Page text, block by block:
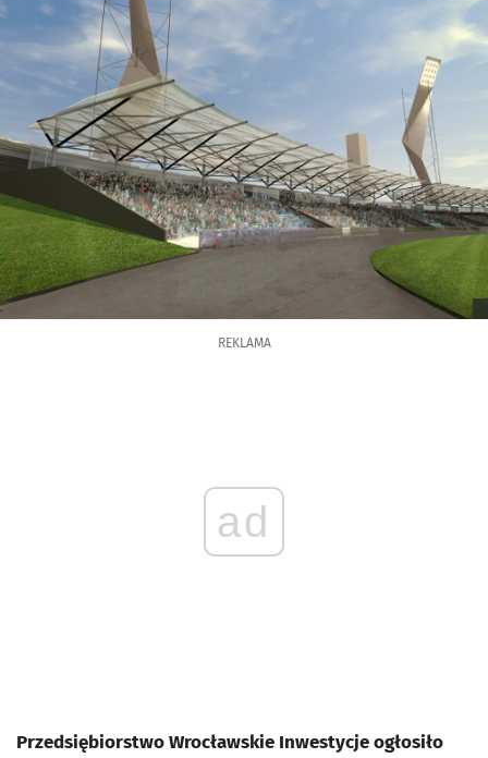
REKLAMA
ad
Przedsiębiorstwo Wrocławskie Inwestycje ogłosiło